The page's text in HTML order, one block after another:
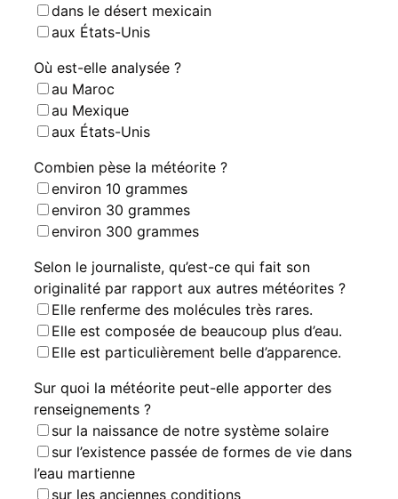
dans le désert mexicain
aux États-Unis
Où est-elle analysée ?
au Maroc
au Mexique
aux États-Unis
Combien pèse la météorite ?
environ 10 grammes
environ 30 grammes
environ 300 grammes
Selon le journaliste, qu’est-ce qui fait son
originalité par rapport aux autres météorites ?
Elle renferme des molécules très rares.
Elle est composée de beaucoup plus d’eau.
Elle est particulièrement belle d’apparence.
Sur quoi la météorite peut-elle apporter des
renseignements ?
sur la naissance de notre système solaire
sur l’existence passée de formes de vie dans
l’eau martienne
sur les anciennes conditions